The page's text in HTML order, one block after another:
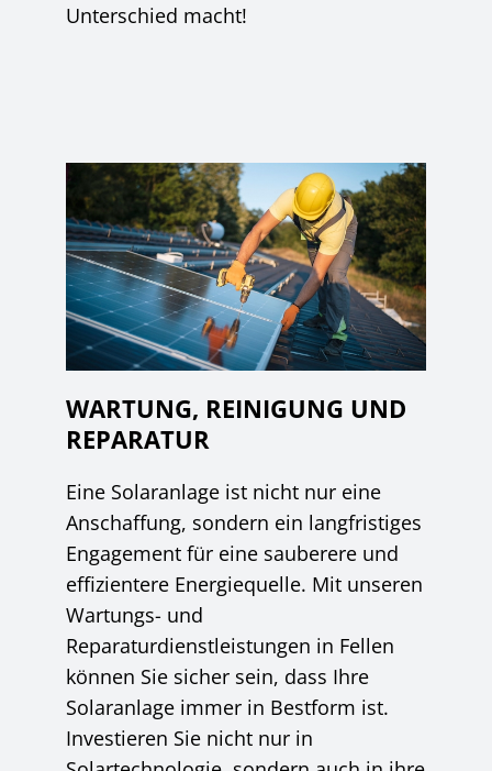
Unterschied macht!
WARTUNG, REINIGUNG UND
REPARATUR
Eine Solaranlage ist nicht nur eine
Anschaffung, sondern ein langfristiges
Engagement für eine sauberere und
effizientere Energiequelle. Mit unseren
Wartungs- und
Reparaturdienstleistungen in Fellen
können Sie sicher sein, dass Ihre
Solaranlage immer in Bestform ist.
Investieren Sie nicht nur in